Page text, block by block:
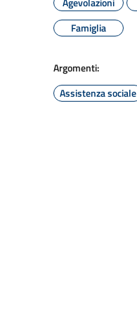
Famiglia
Argomenti:
Assistenza sociale